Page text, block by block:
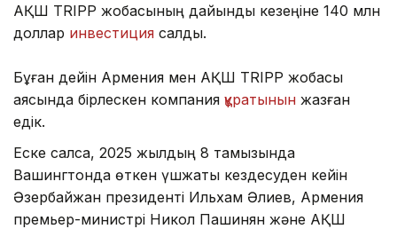
АҚШ TRIPP жобасының дайындық кезеңіне 140 млн
доллар инвестиция салды.
Бұған дейін Армения мен АҚШ TRIPP жобасы
аясында бірлескен компания құратынын жазған
едік.
Еске салсақ, 2025 жылдың 8 тамызында
Вашингтонда өткен үшжақты кездесуден кейін
Әзербайжан президенті Ильхам Әлиев, Армения
премьер-министрі Никол Пашинян және АҚШ